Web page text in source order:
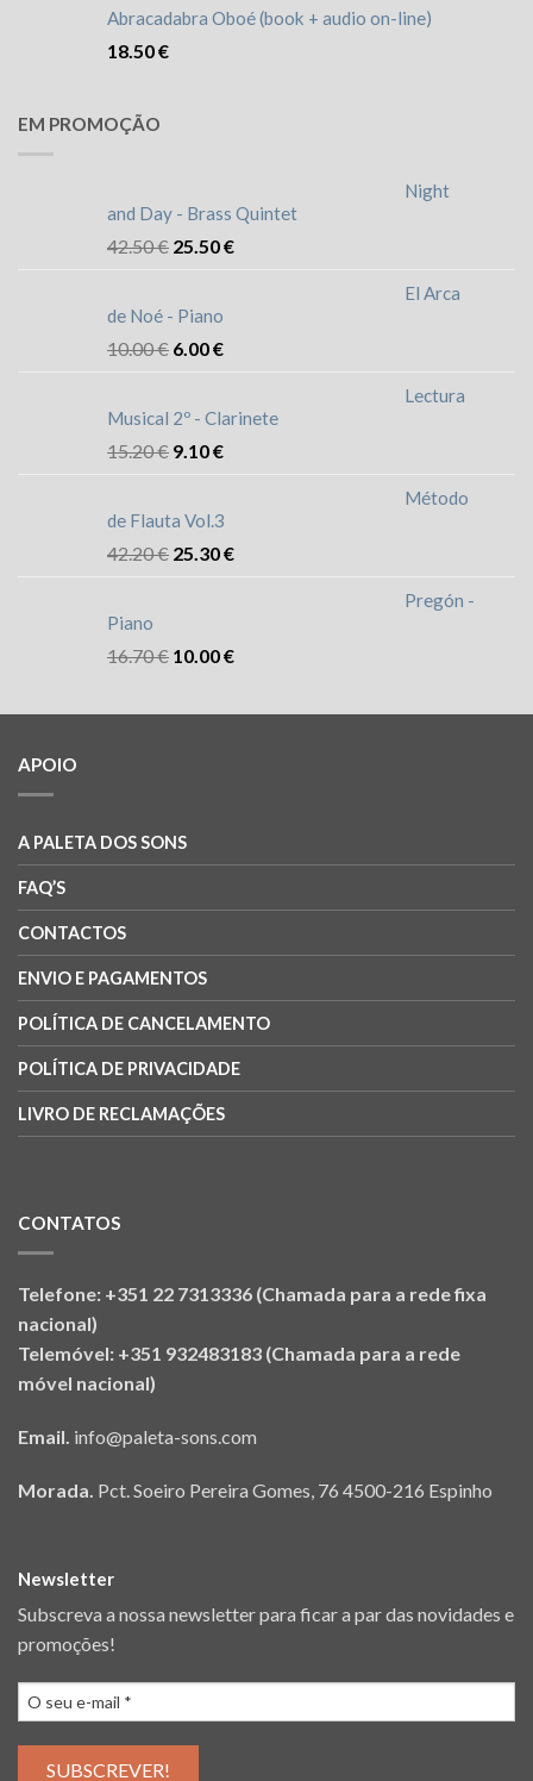
Abracadabra Oboé (book + audio on-line)
18.50€
EM PROMOÇÃO
Night
and Day - Brass Quintet
42.50€ 25.50€
El Arca
de Noé - Piano
10.00€ 6.00€
Lectura
Musical 2º - Clarinete
15.20€ 9.10€
Método
de Flauta Vol.3
42.20€ 25.30€
Pregón -
Piano
16.70€ 10.00€
APOIO
A PALETA DOS SONS
FAQ’S
CONTACTOS
ENVIO E PAGAMENTOS
POLÍTICA DE CANCELAMENTO
POLÍTICA DE PRIVACIDADE
LIVRO DE RECLAMAÇÕES
CONTATOS
Telefone: +351 22 7313336 (Chamada para a rede fixa
nacional)
Telemóvel: +351 932483183 (Chamada para a rede
móvel nacional)
Email. info@paleta-sons.com
Morada. Pct. Soeiro Pereira Gomes, 76 4500-216 Espinho
Newsletter
Subscreva a nossa newsletter para ficar a par das novidades e
promoções!